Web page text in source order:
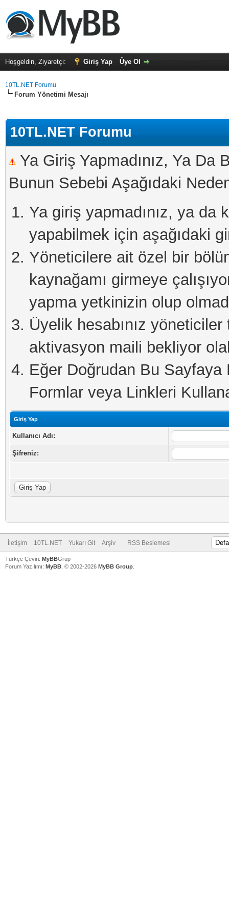
Hoşgeldin, Ziyaretçi: Giriş Yap Üye Ol
10TL.NET Forumu
Forum Yönetimi Mesajı
10TL.NET Forumu
Ya Giriş Yapmadınız, Ya
Bunun Sebebi Aşağıdaki
Ya giriş yapmadınız, ya da
yapabilmek için aşağıdaki
Yöneticilere ait özel bir
kaynağamı girmeye
yapma yetkinizin olup
Üyelik hesabınız
aktivasyon maili bekliyor
Eğer Doğrudan Bu
Formlar veya Linkleri
Giriş Yap
Kullanıcı Adı:
Şifreniz:
İletişim 10TL.NET Yukarı Git Arşiv RSS Beslemesi
Türkçe Çeviri: MyBBGrup
Forum Yazılımı: MyBB , © 2002-2026 MyBB Group